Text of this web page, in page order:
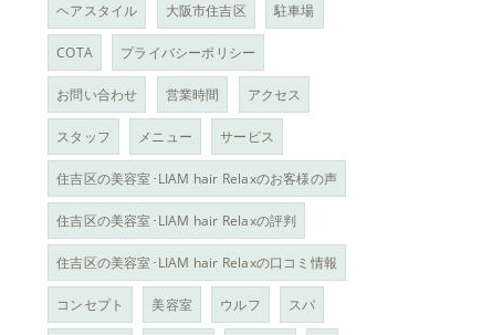
ヘアスタイル 大阪市住吉区 駐車場
COTA プライバシーポリシー
お問い合わせ 営業時間 アクセス
スタッフ メニュー サービス
住吉区の美容室･LIAM hair Relaxのお客様の声
住吉区の美容室･LIAM hair Relaxの評判
住吉区の美容室･LIAM hair Relaxの口コミ情報
コンセプト 美容室 ウルフ スパ